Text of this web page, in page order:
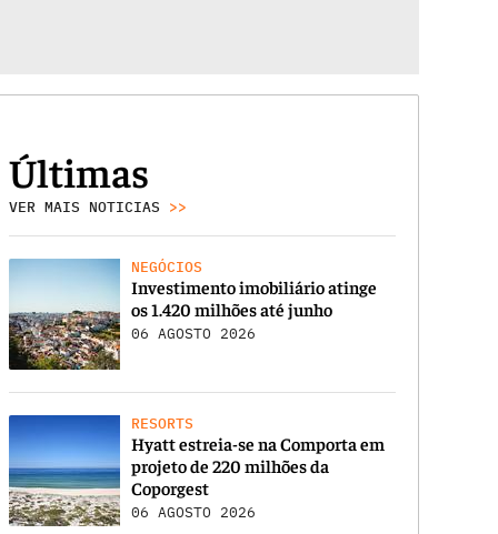
Últimas
VER MAIS NOTICIAS >>
NEGÓCIOS
Investimento imobiliário atinge
os 1.420 milhões até junho
06 AGOSTO 2026
RESORTS
Hyatt estreia-se na Comporta em
projeto de 220 milhões da
Coporgest
06 AGOSTO 2026